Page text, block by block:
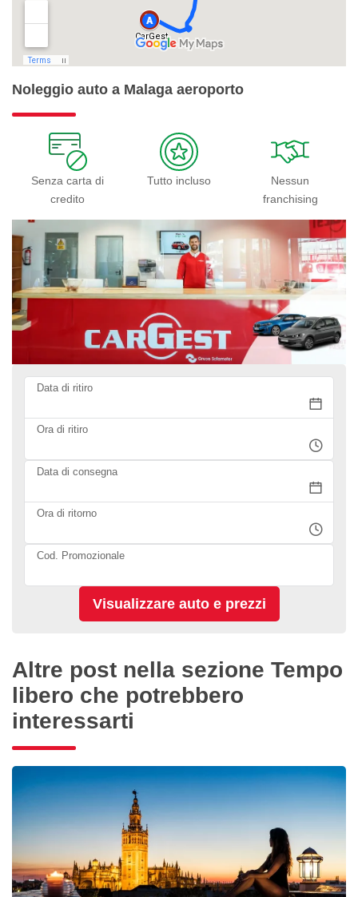
Noleggio auto a Malaga aeroporto
Senza carta di
credito
Tutto incluso
Nessun
franchising
Data di ritiro
Ora di ritiro
Data di consegna
Ora di ritorno
Cod. Promozionale
Altre post nella sezione Tempo
libero che potrebbero
interessarti